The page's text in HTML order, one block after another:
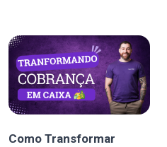
Como Transformar